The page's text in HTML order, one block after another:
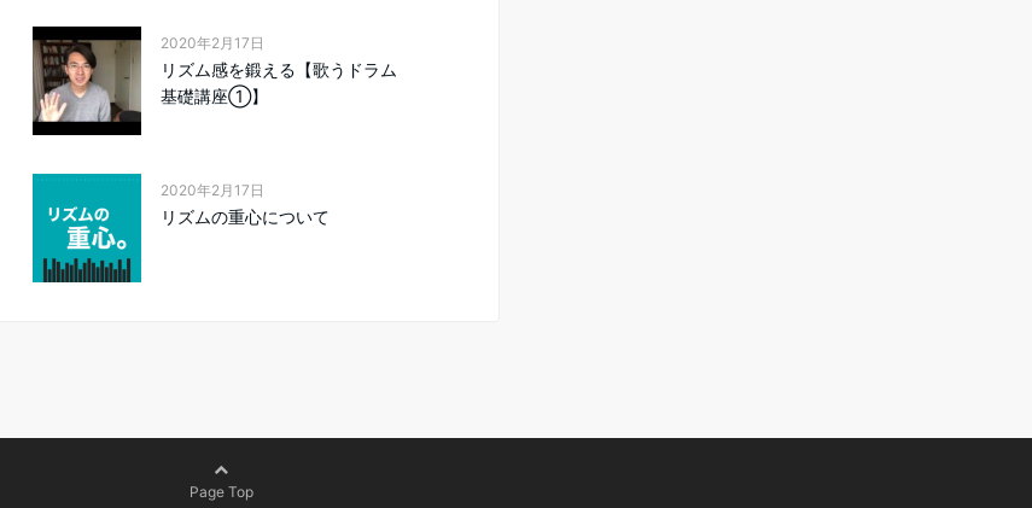
2020年2月17日
リズム感を鍛える【歌うドラム
基礎講座①】
2020年2月17日
リズムの重心について
Page Top